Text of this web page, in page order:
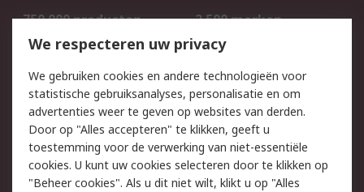
750.000 producten
2.500 merken
Bestellen
Inkoopoplossingen
Track & Trace
Wettelijk
Cookiebeleid
Email veiligheid
Privacybeleid
Websitevoorwaarden
We respecteren uw privacy
We gebruiken cookies en andere technologieën voor
statistische gebruiksanalyses, personalisatie en om
advertenties weer te geven op websites van derden.
Door op "Alles accepteren" te klikken, geeft u
toestemming voor de verwerking van niet-essentiële
cookies. U kunt uw cookies selecteren door te klikken op
"Beheer cookies". Als u dit niet wilt, klikt u op "Alles